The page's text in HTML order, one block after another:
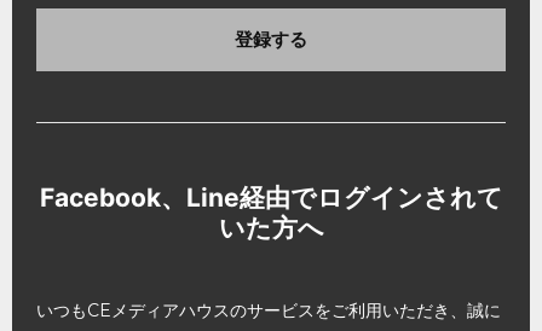
登録する
Facebook、Line経由でログインされて
いた方へ
いつもCEメディアハウスのサービスをご利用いただき、誠に